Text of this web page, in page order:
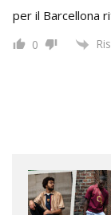
per il Barcellona
0